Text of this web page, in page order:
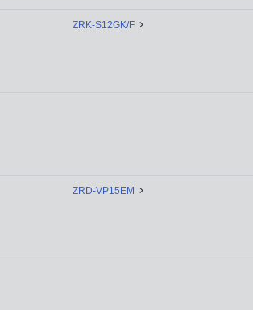
ZRK-S12GK/F
ZRD-VP15EM